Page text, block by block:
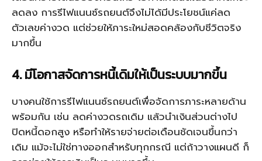
ลดลง การรีไฟแนนซ์รถยนต์จึงไม่ได้มีประโยชน์แค่ลด
ตัวเลขค่างวด แต่ช่วยให้ภาระใหม่สอดคล้องกับชีวิตจริง
มากขึ้น
4. มีโอกาสจัดการหนี้เดิมให้เป็นระบบมากขึ้น
บางคนใช้การรีไฟแนนซ์รถยนต์เพื่อจัดการภาระหลายด้าน
พร้อมกัน เช่น ลดค่างวดรถเดิม แล้วนำเงินส่วนต่างไป
ปิดหนี้ดอกสูง หรือทำให้รายจ่ายต่อเดือนชัดเจนขึ้นกว่า
เดิม แม้จะไม่ใช่ทางออกสำหรับทุกกรณี แต่ถ้าวางแผนดี ก็